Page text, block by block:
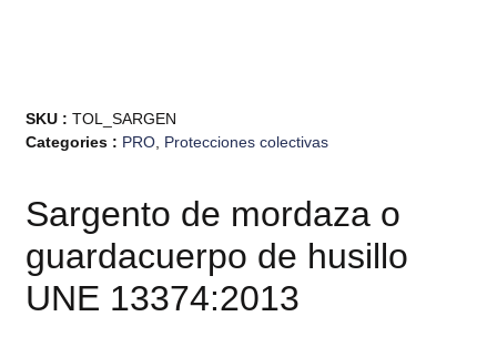
SKU :TOL_SARGEN
Categories : PRO, Protecciones colectivas
Sargento de mordaza o
guardacuerpo de husillo
UNE 13374:2013